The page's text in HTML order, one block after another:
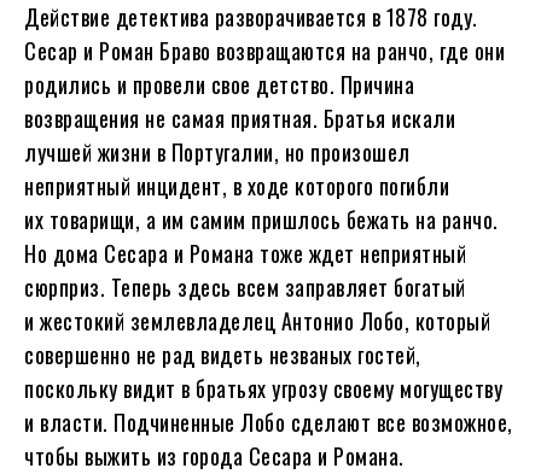
Действие детектива разворачивается в 1878 году.
Сесар и Роман Браво возвращаются на ранчо, где они
родились и провели свое детство. Причина
возвращения не самая приятная. Братья искали
лучшей жизни в Португалии, но произошел
неприятный инцидент, в ходе которого погибли
их товарищи, а им самим пришлось бежать на ранчо.
Но дома Сесара и Романа тоже ждет неприятный
сюрприз. Теперь здесь всем заправляет богатый
и жестокий землевладелец Антонио Лобо, который
совершенно не рад видеть незваных гостей,
поскольку видит в братьях угрозу своему могуществу
и власти. Подчиненные Лобо сделают все возможное,
чтобы выжить из города Сесара и Романа.